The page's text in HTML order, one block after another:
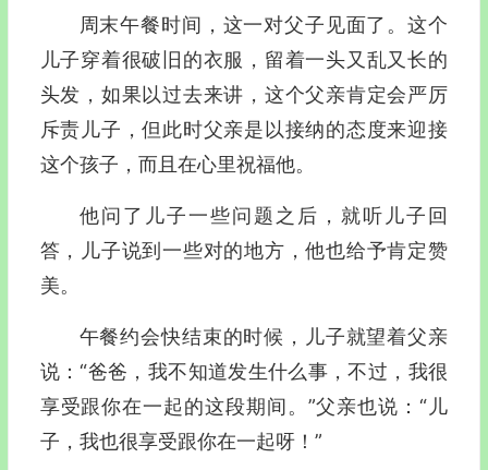
周末午餐时间，这一对父子见面了。这个
儿子穿着很破旧的衣服，留着一头又乱又长的
头发，如果以过去来讲，这个父亲肯定会严厉
斥责儿子，但此时父亲是以接纳的态度来迎接
这个孩子，而且在心里祝福他。
他问了儿子一些问题之后，就听儿子回
答，儿子说到一些对的地方，他也给予肯定赞
美。
午餐约会快结束的时候，儿子就望着父亲
说：“爸爸，我不知道发生什么事，不过，我很
享受跟你在一起的这段期间。”父亲也说：“儿
子，我也很享受跟你在一起呀！”